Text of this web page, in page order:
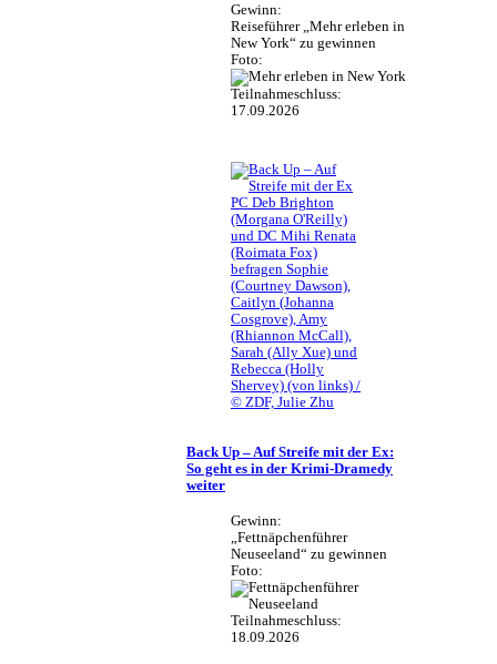
Gewinn:
Reiseführer „Mehr erleben in
New York“ zu gewinnen
Foto:
Teilnahmeschluss:
17.09.2026
PC Deb Brighton
(Morgana O'Reilly)
und DC Mihi Renata
(Roimata Fox)
befragen Sophie
(Courtney Dawson),
Caitlyn (Johanna
Cosgrove), Amy
(Rhiannon McCall),
Sarah (Ally Xue) und
Rebecca (Holly
Shervey) (von links) /
© ZDF, Julie Zhu
Back Up – Auf Streife mit der Ex:
So geht es in der Krimi-Dramedy
weiter
Gewinn:
„Fettnäpchenführer
Neuseeland“ zu gewinnen
Foto:
Teilnahmeschluss:
18.09.2026